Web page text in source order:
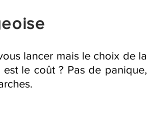
lancer mais le choix de la
le coût ? Pas de panique,